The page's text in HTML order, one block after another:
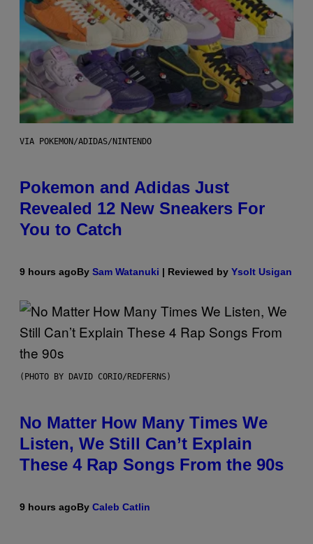
VIA POKEMON/ADIDAS/NINTENDO
Pokemon and Adidas Just
Revealed 12 New Sneakers For
You to Catch
9 hours agoBy Sam Watanuki | Reviewed by Ysolt Usigan
(PHOTO BY DAVID CORIO/REDFERNS)
No Matter How Many Times We
Listen, We Still Can’t Explain
These 4 Rap Songs From the 90s
9 hours agoBy Caleb Catlin